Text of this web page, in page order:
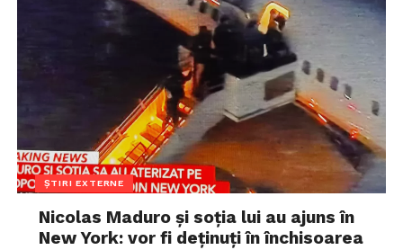
ȘTIRI EXTERNE
Nicolas Maduro și soția lui au ajuns în
New York: vor fi deținuți în închisoarea